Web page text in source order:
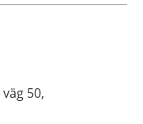
50,